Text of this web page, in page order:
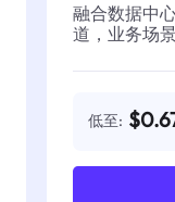
融合数据中
道，业务场
低至: